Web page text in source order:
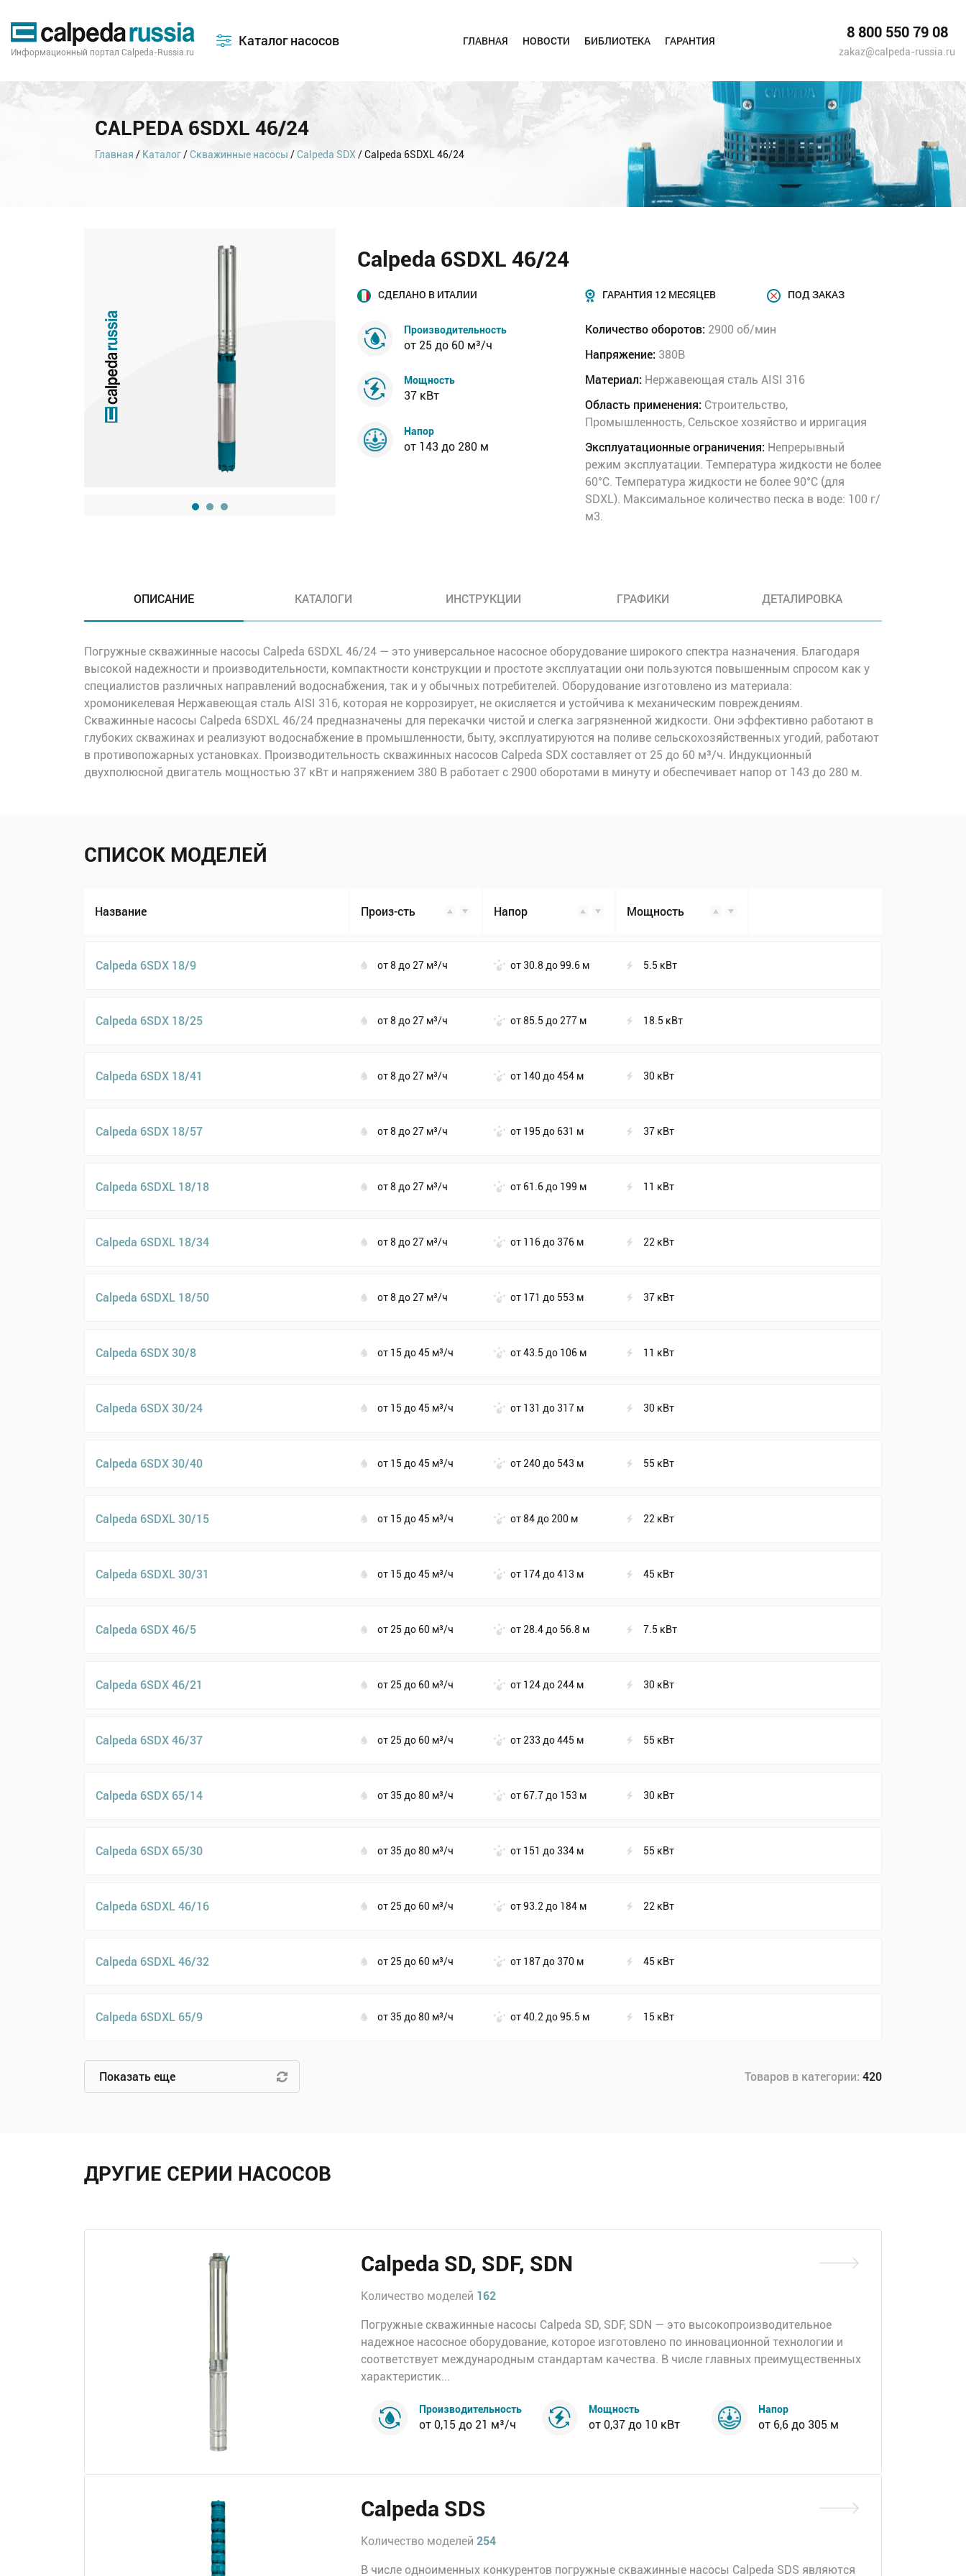
Информационный портал Calpeda-Russia.ru
Каталог насосов ГЛАВНАЯ НОВОСТИ БИБЛИОТЕКА ГАРАНТИЯ 8 800 550 79 08
zakaz@calpeda-russia.ru
CALPEDA 6SDXL 46/24
Главная / Каталог/Скважинные насосы /Calpeda SDX / Calpeda 6SDXL 46/24
Calpeda 6SDXL 46/24
СДЕЛАНО В ИТАЛИИ ГАРАНТИЯ 12 МЕСЯЦЕВ ПОД ЗАКАЗ
Производительность
от 25 до 60 м³/ч
Мощность
37 кВт
Напор
от 143 до 280 м
Количество оборотов: 2900 об/мин
Напряжение: 380В
Материал: Нержавеющая сталь AISI 316
Область применения: Строительство,
Промышленность, Сельское хозяйство и ирригация
Эксплуатационные ограничения: Непрерывный
режим эксплуатации. Температура жидкости не более
60°C. Температура жидкости не более 90°C (для
SDXL). Максимальное количество песка в воде: 100 г/
м3.
ОПИСАНИЕ КАТАЛОГИ ИНСТРУКЦИИ ГРАФИКИ ДЕТАЛИРОВКА
Погружные скважинные насосы Calpeda 6SDXL 46/24 — это универсальное насосное оборудование широкого спектра назначения. Благодаря
высокой надежности и производительности, компактности конструкции и простоте эксплуатации они пользуются повышенным спросом как у
специалистов различных направлений водоснабжения, так и у обычных потребителей. Оборудование изготовлено из материала:
хромоникелевая Нержавеющая сталь AISI 316, которая не коррозирует, не окисляется и устойчива к механическим повреждениям.
Скважинные насосы Calpeda 6SDXL 46/24 предназначены для перекачки чистой и слегка загрязненной жидкости. Они эффективно работают в
глубоких скважинах и реализуют водоснабжение в промышленности, быту, эксплуатируются на поливе сельскохозяйственных угодий, работают
в противопожарных установках. Производительность скважинных насосов Calpeda SDX составляет от 25 до 60 м³/ч. Индукционный
двухполюсной двигатель мощностью 37 кВт и напряжением 380 В работает с 2900 оборотами в минуту и обеспечивает напор от 143 до 280 м.
СПИСОК МОДЕЛЕЙ
Название Произ-сть Напор Мощность
Calpeda 6SDX 18/9 от 8 до 27 м³/ч от 30.8 до 99.6 м 5.5 кВт
Calpeda 6SDX 18/25 от 8 до 27 м³/ч от 85.5 до 277 м 18.5 кВт
Calpeda 6SDX 18/41 от 8 до 27 м³/ч от 140 до 454 м 30 кВт
Calpeda 6SDX 18/57 от 8 до 27 м³/ч от 195 до 631 м 37 кВт
Calpeda 6SDXL 18/18 от 8 до 27 м³/ч от 61.6 до 199 м 11 кВт
Calpeda 6SDXL 18/34 от 8 до 27 м³/ч от 116 до 376 м 22 кВт
Calpeda 6SDXL 18/50 от 8 до 27 м³/ч от 171 до 553 м 37 кВт
Calpeda 6SDX 30/8 от 15 до 45 м³/ч от 43.5 до 106 м 11 кВт
Calpeda 6SDX 30/24 от 15 до 45 м³/ч от 131 до 317 м 30 кВт
Calpeda 6SDX 30/40 от 15 до 45 м³/ч от 240 до 543 м 55 кВт
Calpeda 6SDXL 30/15 от 15 до 45 м³/ч от 84 до 200 м 22 кВт
Calpeda 6SDXL 30/31 от 15 до 45 м³/ч от 174 до 413 м 45 кВт
Calpeda 6SDX 46/5 от 25 до 60 м³/ч от 28.4 до 56.8 м 7.5 кВт
Calpeda 6SDX 46/21 от 25 до 60 м³/ч от 124 до 244 м 30 кВт
Calpeda 6SDX 46/37 от 25 до 60 м³/ч от 233 до 445 м 55 кВт
Calpeda 6SDX 65/14 от 35 до 80 м³/ч от 67.7 до 153 м 30 кВт
Calpeda 6SDX 65/30 от 35 до 80 м³/ч от 151 до 334 м 55 кВт
Calpeda 6SDXL 46/16 от 25 до 60 м³/ч от 93.2 до 184 м 22 кВт
Calpeda 6SDXL 46/32 от 25 до 60 м³/ч от 187 до 370 м 45 кВт
Calpeda 6SDXL 65/9 от 35 до 80 м³/ч от 40.2 до 95.5 м 15 кВт
Показать еще Товаров в категории: 420
ДРУГИЕ СЕРИИ НАСОСОВ
Calpeda SD, SDF, SDN
Количество моделей 162
Погружные скважинные насосы Calpeda SD, SDF, SDN — это высокопроизводительное
надежное насосное оборудование, которое изготовлено по инновационной технологии и
соответствует международным стандартам качества. В числе главных преимущественных
характеристик...
Производительность
от 0,15 до 21 м³/ч
Мощность
от 0,37 до 10 кВт
Напор
от 6,6 до 305 м
Calpeda SDS
Количество моделей254
В числе одноименных конкурентов погружные скважинные насосы Calpeda SDS являются